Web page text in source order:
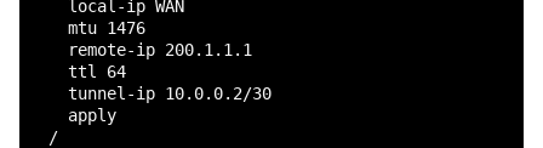
    local-ip WAN
    mtu 1476
    remote-ip 200.1.1.1
    ttl 64
    tunnel-ip 10.0.0.2/30
    apply
  /